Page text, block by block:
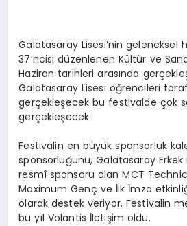
Galatasaray Lisesi’nin geleneksel
37’ncisi düzenlenen Kültür ve
Haziran tarihleri arasında
Galatasaray Lisesi öğrencileri
gerçekleşecek bu festivalde çok
gerçekleşecek.
Festivalin en büyük sponsorluk
sponsorluğunu, Galatasaray Erkek
resmî sponsoru olan MCT
Maximum Genç ve İlk İmza
olarak destek veriyor. Festivalin
bu yıl Volantis İletişim oldu.